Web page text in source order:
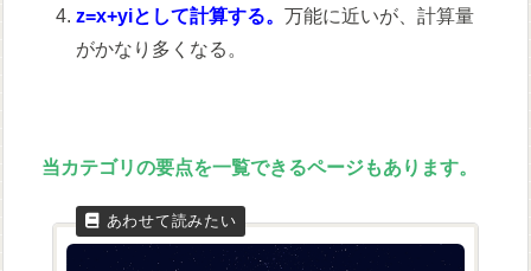
z=x+yiとして計算する。万能に近いが、計算量
がかなり多くなる。
当カテゴリの要点を一覧できるページもあります。